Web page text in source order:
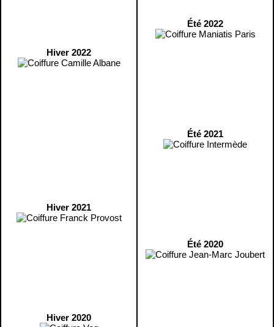
Hiver 2022
Hiver 2021
Hiver 2020
Été 2022
Été 2021
Été 2020